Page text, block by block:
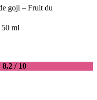
goji – Fruit du
ml
/ 10